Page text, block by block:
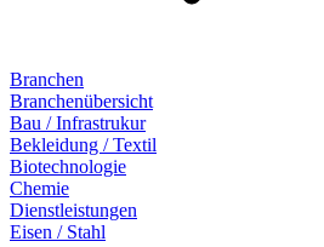
Branchen
Branchenübersicht
Bau / Infrastrukur
Bekleidung / Textil
Biotechnologie
Chemie
Dienstleistungen
Eisen / Stahl